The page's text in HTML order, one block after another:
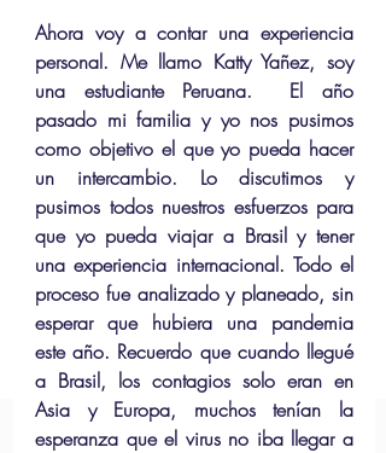
Ahora voy a contar una experiencia
personal. Me llamo Katty Yañez, soy
una estudiante Peruana.  El año
pasado mi familia y yo nos pusimos
como objetivo el que yo pueda hacer
un intercambio. Lo discutimos y
pusimos todos nuestros esfuerzos para
que yo pueda viajar a Brasil y tener
una experiencia internacional. Todo el
proceso fue analizado y planeado, sin
esperar que hubiera una pandemia
este año. Recuerdo que cuando llegué
a Brasil, los contagios solo eran en
Asia y Europa, muchos tenían la
esperanza que el virus no iba llegar a